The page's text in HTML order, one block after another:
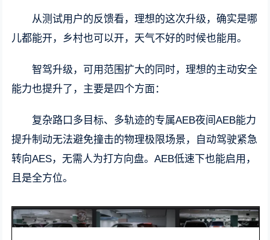
从测试用户的反馈看，理想的这次升级，确实是哪
儿都能开，乡村也可以开，天气不好的时候也能用。
智驾升级，可用范围扩大的同时，理想的主动安全
能力也提升了，主要是四个方面：
复杂路口多目标、多轨迹的专属AEB夜间AEB能力
提升制动无法避免撞击的物理极限场景，自动驾驶紧急
转向AES，无需人为打方向盘。AEB低速下也能启用，
且是全方位。